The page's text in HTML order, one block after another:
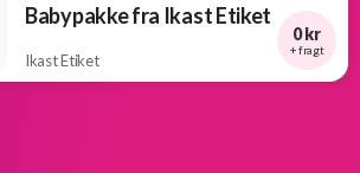
Babypakke fra Ikast Etiket
Ikast Etiket
0 kr
+ fragt